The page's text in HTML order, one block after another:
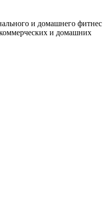
и домашнего фитнес
и домашних